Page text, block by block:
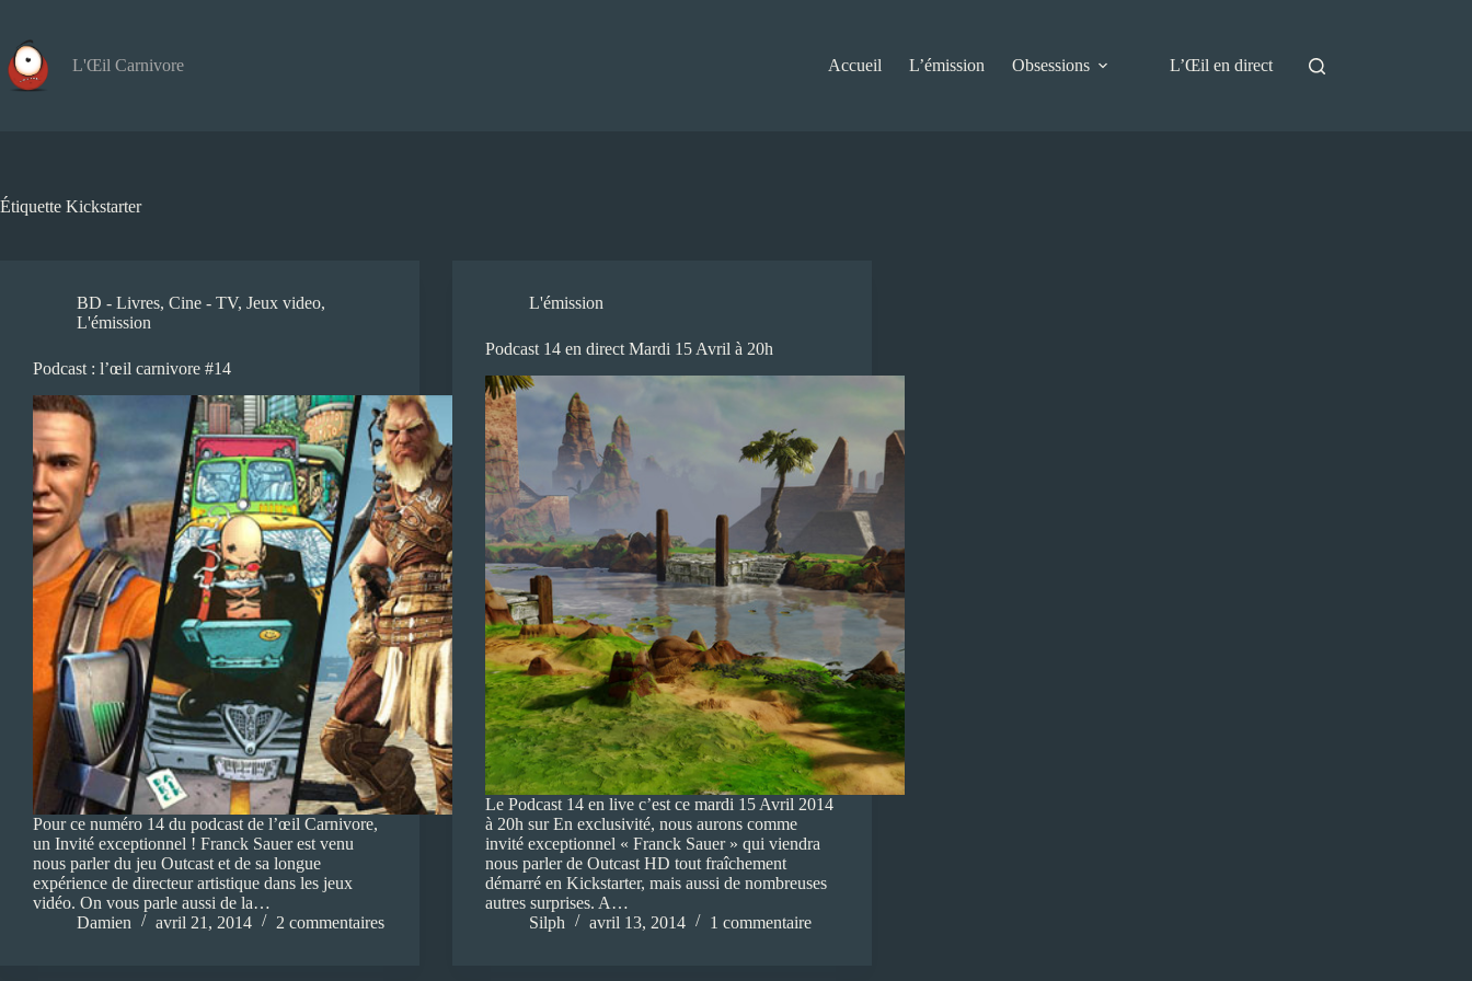
contenu
L'Œil Carnivore
Accueil L’émission Obsessions L’Œil en direct
Étiquette Kickstarter
BD - Livres, Cine - TV, Jeux video,
L'émission
Podcast : l’œil carnivore #14
Pour ce numéro 14 du podcast de l’œil Carnivore,
un Invité exceptionnel ! Franck Sauer est venu
nous parler du jeu Outcast et de sa longue
expérience de directeur artistique dans les jeux
vidéo. On vous parle aussi de la…
Damien
avril 21, 2014 2 commentaires
L'émission
Podcast 14 en direct Mardi 15 Avril à 20h
Le Podcast 14 en live c’est ce mardi 15 Avril 2014
à 20h sur En exclusivité, nous aurons comme
invité exceptionnel « Franck Sauer » qui viendra
nous parler de Outcast HD tout fraîchement
démarré en Kickstarter, mais aussi de nombreuses
autres surprises. A…
Silph
avril 13, 2014 1 commentaire